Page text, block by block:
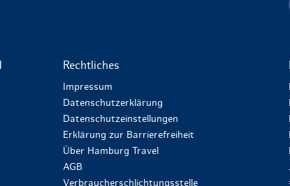
Rechtliches
Impressum
Datenschutzerklärung
Datenschutzeinstellungen
Erklärung zur Barrierefreiheit
Über Hamburg Travel
AGB
Verbraucherschlichtungsstelle